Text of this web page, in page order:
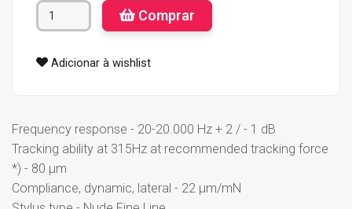
Comprar
Adicionar à wishlist
Frequency response - 20-20.000 Hz + 2 / - 1 dB
Tracking ability at 315Hz at recommended tracking force
*) - 80 µm
Compliance, dynamic, lateral - 22 µm/mN